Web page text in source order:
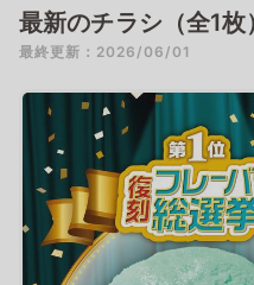
最新のチラシ（全1枚
最終更新：2026/06/01